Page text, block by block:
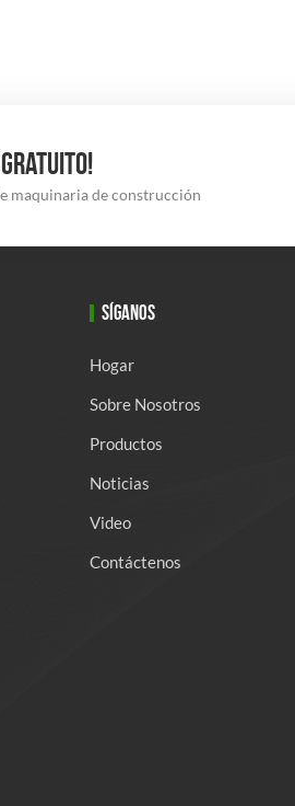
maquinaria de construcción
SÍGANOS
Hogar
Sobre Nosotros
Productos
Noticias
Video
Contáctenos